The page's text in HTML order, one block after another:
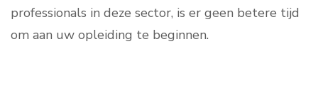
professionals in deze sector, is er geen betere tijd
om aan uw opleiding te beginnen.